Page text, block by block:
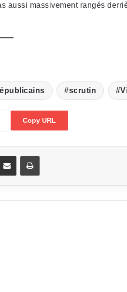
aussi massivement rangés
scrutin
Copy URL
Partager par email Imprimer